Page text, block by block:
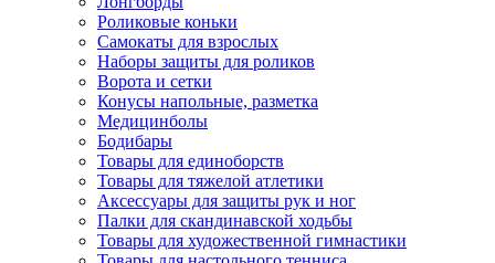
Роликовые коньки
Самокаты для взрослых
Наборы защиты для роликов
Ворота и сетки
Конусы напольные, разметка
Медицинболы
Бодибары
Товары для единоборств
Товары для тяжелой атлетики
Аксессуары для защиты рук и ног
Палки для скандинавской ходьбы
Товары для художественной гимнастики